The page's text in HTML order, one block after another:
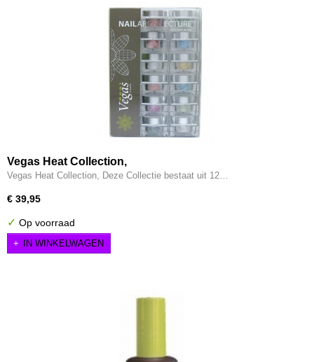
Vegas Heat Collection,
Vegas Heat Collection, Deze Collectie bestaat uit 12…
€ 39,95
✓ Op voorraad
IN WINKELWAGEN